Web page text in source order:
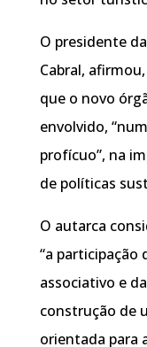
O presidente
Cabral,
que o novo
envolvido,
profícuo”, na
de políticas
O autarca
“a participação
associativo e
construção de
orientada para